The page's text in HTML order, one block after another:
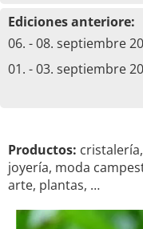
Ediciones anteriore:
06. - 08. septiembre
01. - 03. septiembre
Productos:
joyería, moda
arte, plantas, …